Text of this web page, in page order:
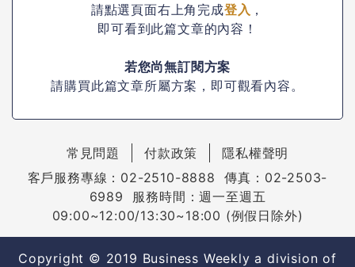
請點選頁面右上角完成登入 ，
即可看到此篇文章的內容！
若您尚無訂閱方案
請購買此篇文章所屬方案，即可觀看內容。
常見問題 付款政策
隱私權聲明
客戶服務專線：02-2510-8888 傳真：02-2503-
6989 服務時間：週一至週五
09:00~12:00/13:30~18:00 (例假日除外)
Copyright © 2019 Business Weekly a division of